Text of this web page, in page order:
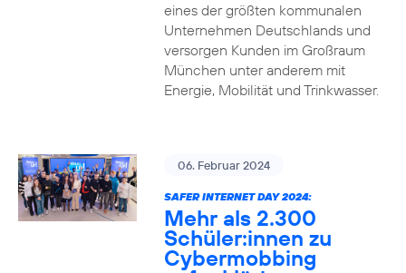
eines der größten kommunalen
Unternehmen Deutschlands und
versorgen Kunden im Großraum
München unter anderem mit
Energie, Mobilität und Trinkwasser.
06. Februar 2024
SAFER INTERNET DAY 2024:
Mehr als 2.300
Schüler:innen zu
Cybermobbing